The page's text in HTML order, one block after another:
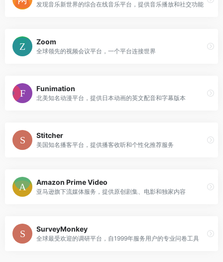
发现音乐新世界的综合在线音乐平台，提供音乐播放和社交功能
Zoom
全球领先的视频会议平台，一个平台连接世界
Funimation
北美知名动漫平台，提供日本动画的英文配音和字幕版本
Stitcher
美国知名播客平台，提供播客收听和个性化推荐服务
Amazon Prime Video
亚马逊旗下流媒体服务，提供原创剧集、电影和独家内容
SurveyMonkey
全球最受欢迎的调研平台，自1999年服务用户的专业问卷工具